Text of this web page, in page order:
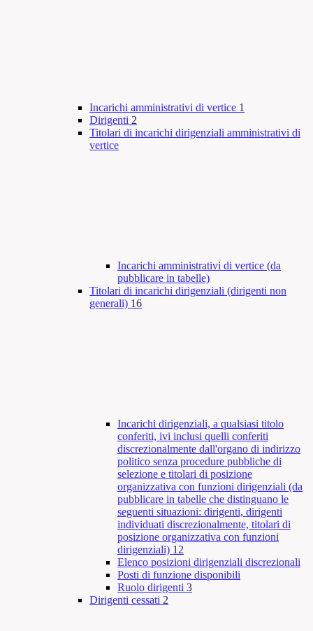
Incarichi amministrativi di vertice 1
Dirigenti 2
Titolari di incarichi dirigenziali amministrativi di
vertice
Incarichi amministrativi di vertice (da
pubblicare in tabelle)
Titolari di incarichi dirigenziali (dirigenti non
generali) 16
Incarichi dirigenziali, a qualsiasi titolo
conferiti, ivi inclusi quelli conferiti
discrezionalmente dall'organo di indirizzo
politico senza procedure pubbliche di
selezione e titolari di posizione
organizzativa con funzioni dirigenziali (da
pubblicare in tabelle che distinguano le
seguenti situazioni: dirigenti, dirigenti
individuati discrezionalmente, titolari di
posizione organizzativa con funzioni
dirigenziali) 12
Elenco posizioni dirigenziali discrezionali
Posti di funzione disponibili
Ruolo dirigenti 3
Dirigenti cessati 2